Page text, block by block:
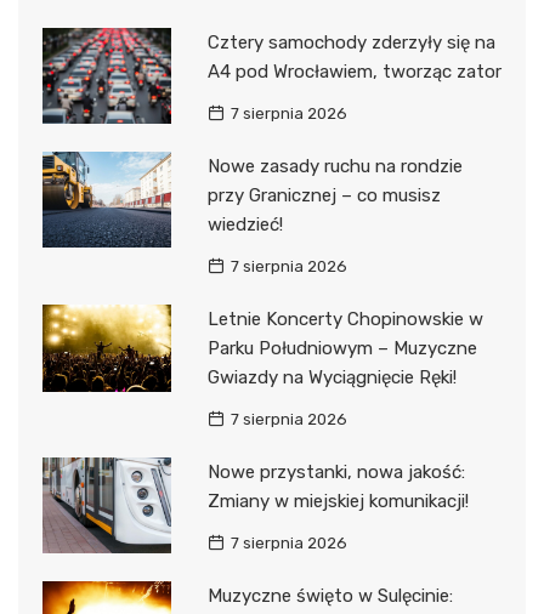
Cztery samochody zderzyły się na
A4 pod Wrocławiem, tworząc zator
7 sierpnia 2026
Nowe zasady ruchu na rondzie
przy Granicznej – co musisz
wiedzieć!
7 sierpnia 2026
Letnie Koncerty Chopinowskie w
Parku Południowym – Muzyczne
Gwiazdy na Wyciągnięcie Ręki!
7 sierpnia 2026
Nowe przystanki, nowa jakość:
Zmiany w miejskiej komunikacji!
7 sierpnia 2026
Muzyczne święto w Sulęcinie: